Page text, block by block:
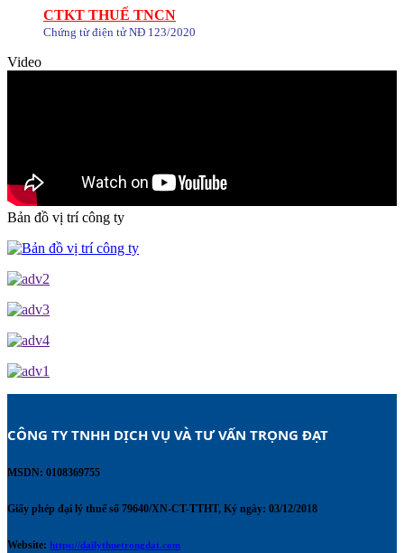
CTKT THUẾ TNCN
Chứng từ điện tử NĐ 123/2020
Video
Bản đồ vị trí công ty
CÔNG TY TNHH DỊCH VỤ VÀ TƯ VẤN TRỌNG ĐẠT
MSDN: 0108369755
Giấy phép đại lý thuế số 79640/XN-CT-TTHT, Ký ngày: 03/12/2018
Website: https://dailythuetrongdat.com